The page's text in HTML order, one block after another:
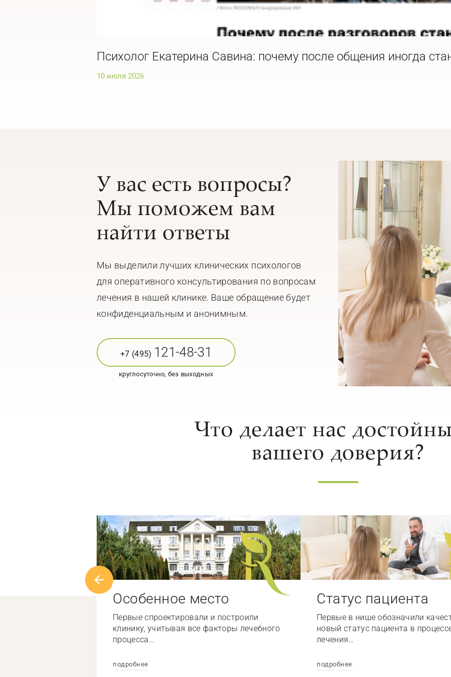
Психолог Екатерина Савина: почему после общения иногда
10 июля 2026
У вас есть вопросы?
Мы поможем вам
найти ответы
Мы выделили лучших клинических психологов
для оперативного консультирования по вопросам
лечения в нашей клинике. Ваше обращение будет
конфиденциальным и анонимным.
+7 (495) 121-48-31
круглосуточно, без выходных
Что делает нас
вашего доверия?
Особенное место
Первые спроектировали и построили
клинику, учитывая все факторы лечебного
процесса…
подробнее
Статус пациента
Первые в нише обозначили
новый статус пациента в
лечения…
подробнее